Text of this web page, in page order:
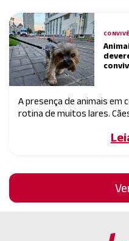
A presença de animais em
rotina de muitos lares.